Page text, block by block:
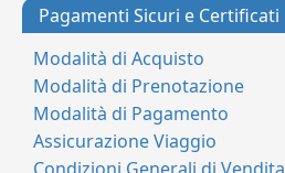
Pagamenti Sicuri e Certificati
Modalità di Acquisto
Modalità di Prenotazione
Modalità di Pagamento
Assicurazione Viaggio